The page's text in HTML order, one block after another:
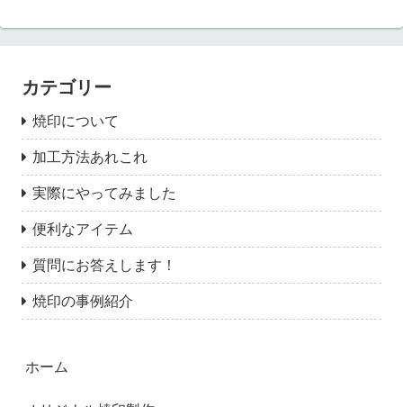
カテゴリー
焼印について
加工方法あれこれ
実際にやってみました
便利なアイテム
質問にお答えします！
焼印の事例紹介
ホーム